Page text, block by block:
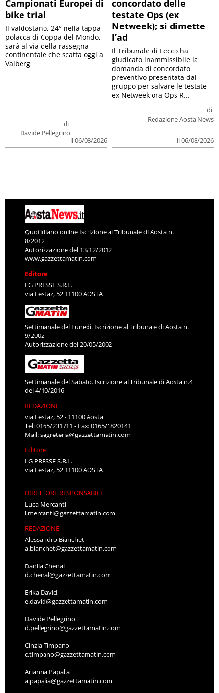
Campionati Europei di
bike trial
di
Davide Pellegrino
il 06/08/2026
Il valdostano, 24° nella tappa
polacca di Coppa del Mondo,
sarà al via della rassegna
continentale che scatta oggi a
Valberg
concordato delle
testate Ops (ex
Netweek); si dimette
l’ad
di
Redazione Aosta News
il 06/08/2026
Il Tribunale di Lecco ha
giudicato inammissibile la
domanda di concordato
preventivo presentata dal
gruppo per salvare le testate
ex Netweek ora Ops R...
Quotidiano online Iscrizione al Tribunale di Aosta n.
8/2012
Autorizzazione del 13/12/2012
www.gazzettamatin.com
Editore
LG PRESSE S.R.L.
via Festaz, 52 11100 AOSTA
Settimanale del Lunedì. Iscrizione al Tribunale di Aosta n.
9/2002
Autorizzazione del 20/05/2002
Settimanale del Sabato. Iscrizione al Tribunale di Aosta n.4
del 4/10/2016
REDAZIONE
via Festaz, 52 - 11100 Aosta
Tel: 0165/231711 - Fax: 0165/1820141
Mail:segreteria@gazzettamatin.com
Editore
LG PRESSE S.R.L.
via Festaz, 52 11100 AOSTA
DIRETTORE RESPONSABILE
Luca Mercanti
l.mercanti@gazzettamatin.com
REDAZIONE
Alessandro Bianchet
a.bianchet@gazzettamatin.com
Danila Chenal
d.chenal@gazzettamatin.com
Erika David
e.david@gazzettamatin.com
Davide Pellegrino
d.pellegrino@gazzettamatin.com
Cinzia Timpano
c.timpano@gazzettamatin.com
Arianna Papalia
a.papalia@gazzettamatin.com